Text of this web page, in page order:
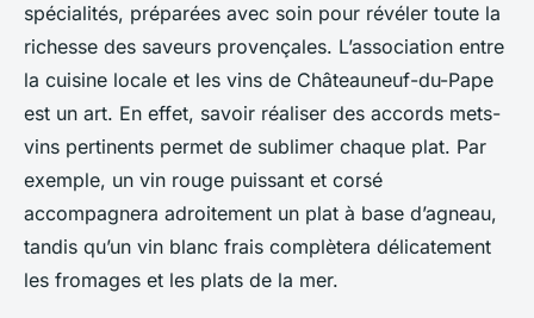
spécialités, préparées avec soin pour révéler toute la
richesse des saveurs provençales. L’association entre
la cuisine locale et les vins de Châteauneuf-du-Pape
est un art. En effet, savoir réaliser des accords mets-
vins pertinents permet de sublimer chaque plat. Par
exemple, un vin rouge puissant et corsé
accompagnera adroitement un plat à base d’agneau,
tandis qu’un vin blanc frais complètera délicatement
les fromages et les plats de la mer.